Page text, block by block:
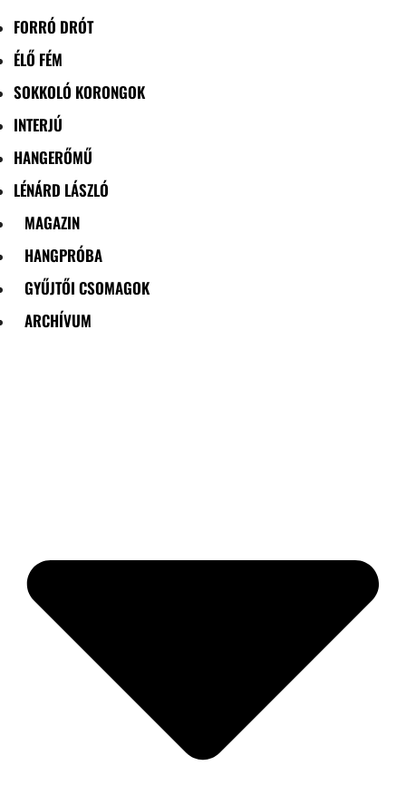
FORRÓ DRÓT
ÉLŐ FÉM
SOKKOLÓ KORONGOK
INTERJÚ
HANGERŐMŰ
LÉNÁRD LÁSZLÓ
MAGAZIN
HANGPRÓBA
GYŰJTŐI CSOMAGOK
ARCHÍVUM